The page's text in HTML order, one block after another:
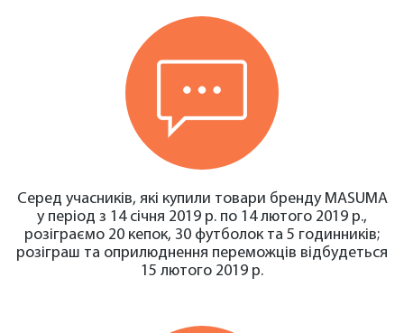
Серед учасників, які купили товари бренду MASUMA
у період з 14 січня 2019 р. по 14 лютого 2019 р.,
розіграємо 20 кепок, 30 футболок та 5 годинників;
розіграш та оприлюднення переможців відбудеться
15 лютого 2019 р.